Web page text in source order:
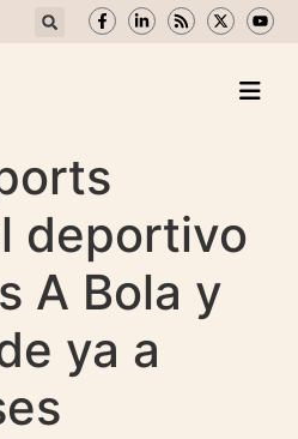
deportivo
A Bola y
ya a